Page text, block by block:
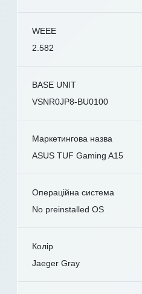
WEEE
2.582
BASE UNIT
VSNR0JP8-BU0100
Маркетингова назва
ASUS TUF Gaming A15
Операційна система
No preinstalled OS
Колір
Jaeger Gray